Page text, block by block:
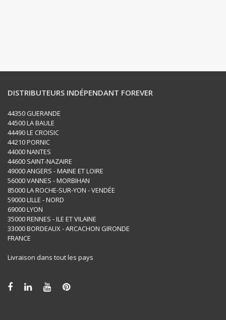
DISTRIBUTEURS INDÉPENDANT FOREVER
44350 GUERANDE
44500 LA BAULE
44490 LE CROISIC
44210 PORNIC
44000 NANTES
44600 SAINT-NAZAIRE
49000 ANGERS - MAINE ET LOIRE
56000 VANNES - MORBIHAN
85000 LA ROCHE-SUR-YON - VENDÉE
59000 LILLE - NORD
69000 LYON
35000 RENNES - ILE ET VILAINE
33000 BORDEAUX - ARCACHON GIRONDE
FRANCE
Livraison dans tout les pays